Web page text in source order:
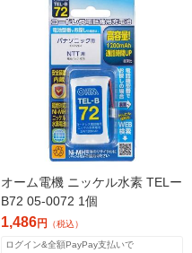
オーム電機 ニッケル水素 TELー
B72 05-0072 1個
1,486円 （税込）
ログイン&全額PayPay支払いで